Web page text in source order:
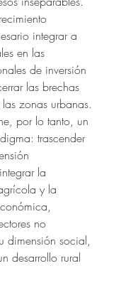
integrar a
en las
de inversión
las brechas
zonas urbanas.
por lo tanto, un
trascender
la
y la
no
dimensión social,
desarrollo rural